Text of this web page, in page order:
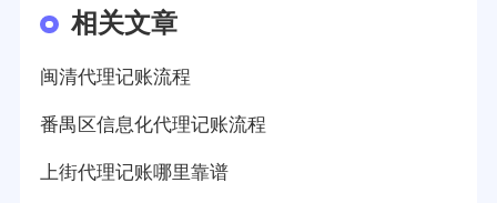
相关文章
闽清代理记账流程
番禺区信息化代理记账流程
上街代理记账哪里靠谱